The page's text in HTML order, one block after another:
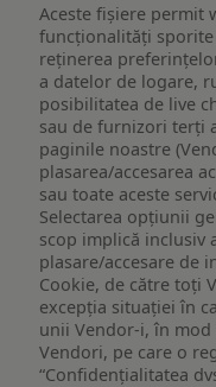
Aceste fișiere permit
funcționalități sporite
reţinerea
a datelor de logare,
posibilitatea de live
sau de furnizori terți
paginile noastre
plasarea/accesarea
sau toate aceste
Selectarea opțiunii
scop implică inclusiv
plasare/accesare de
Cookie, de către toți
excepția situației în
unii Vendor-i, în
Vendori, pe care o
“Confidențialitatea